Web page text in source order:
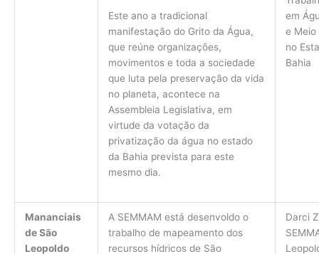
Este ano a tradicional
manifestação do Grito da Água,
que reúne organizações,
movimentos e toda a sociedade
que luta pela preservação da vida
no planeta, acontece na
Assembleia Legislativa, em
virtude da votação da
privatização da água no estado
da Bahia prevista para este
mesmo dia.
em
e Meio
no
Bahia
Mananciais
de São
Leopoldo
A SEMMAM está desenvoldo o
trabalho de mapeamento dos
recursos hídricos de São
Darci